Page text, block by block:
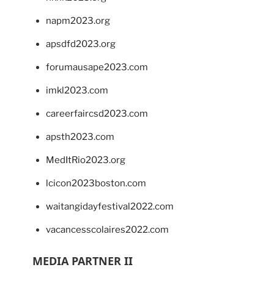
napm2023.org
apsdfd2023.org
forumausape2023.com
imkl2023.com
careerfaircsd2023.com
apsth2023.com
MedItRio2023.org
lcicon2023boston.com
waitangidayfestival2022.com
vacancesscolaires2022.com
MEDIA PARTNER II